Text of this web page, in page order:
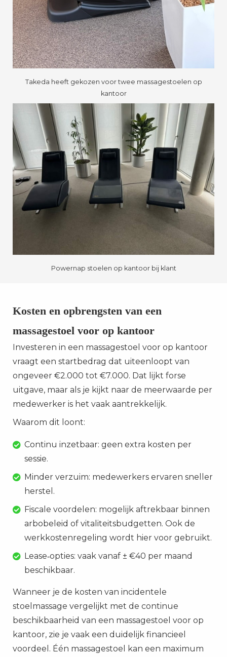
Takeda heeft gekozen voor twee massagestoelen op
kantoor
Powernap stoelen op kantoor bij klant
Kosten en opbrengsten van een
massagestoel voor op kantoor
Investeren in een massagestoel voor op kantoor
vraagt een startbedrag dat uiteenloopt van
ongeveer €2.000 tot €7.000. Dat lijkt forse
uitgave, maar als je kijkt naar de meerwaarde per
medewerker is het vaak aantrekkelijk.
Waarom dit loont:
Continu inzetbaar: geen extra kosten per
sessie.
Minder verzuim: medewerkers ervaren sneller
herstel.
Fiscale voordelen: mogelijk aftrekbaar binnen
arbobeleid of vitaliteitsbudgetten. Ook de
werkkostenregeling wordt hier voor gebruikt.
Lease‑opties: vaak vanaf ± €40 per maand
beschikbaar.
Wanneer je de kosten van incidentele
stoelmassage vergelijkt met de continue
beschikbaarheid van een massagestoel voor op
kantoor, zie je vaak een duidelijk financieel
voordeel. Één massagestoel kan een maximum